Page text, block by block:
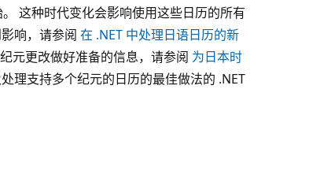
这种时代变化会影响使用这些日历的所有
响，请参阅 在 .NET 中处理日语日历的新
元更改做好准备的信息，请参阅 为日本时
理支持多个纪元的日历的最佳做法的 .NET